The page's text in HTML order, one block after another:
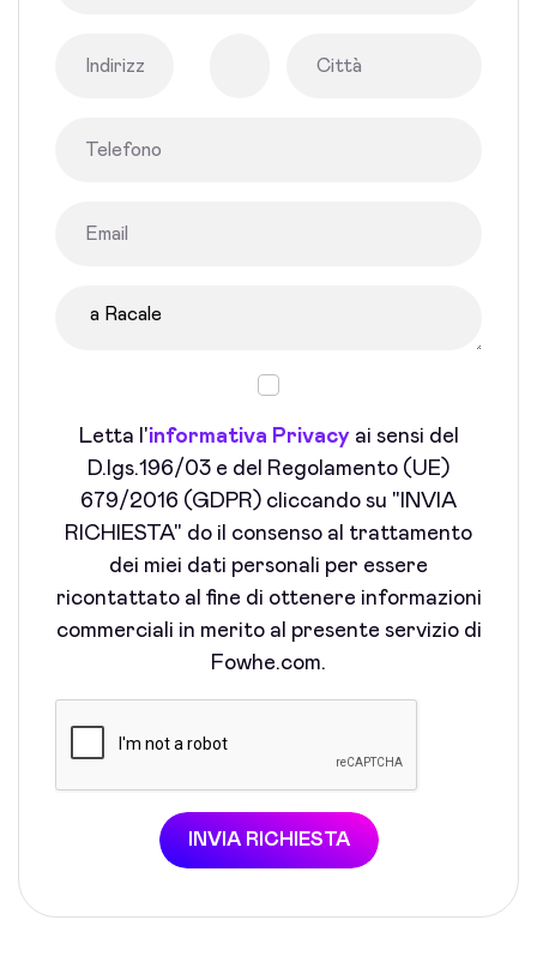
Letta l'informativa Privacyai sensi del
D.lgs.196/03 e del Regolamento (UE)
679/2016 (GDPR) cliccando su "INVIA
RICHIESTA" do il consenso al trattamento
dei miei dati personali per essere
ricontattato al fine di ottenere informazioni
commerciali in merito al presente servizio di
Fowhe.com.
INVIA RICHIESTA